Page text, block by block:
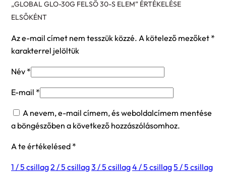
„GLOBAL GLO-30G FELSŐ 30-S ELEM” ÉRTÉKELÉSE
ELSŐKÉNT
Az e-mail címet nem tesszük közzé. A kötelező mezőket *
karakterrel jelöltük
Név *
E-mail *
A nevem, e-mail címem, és weboldalcímem mentése
a böngészőben a következő hozzászólásomhoz.
A te értékelésed *
1 / 5 csillag2 / 5 csillag3 / 5 csillag4 / 5 csillag5 / 5 csillag